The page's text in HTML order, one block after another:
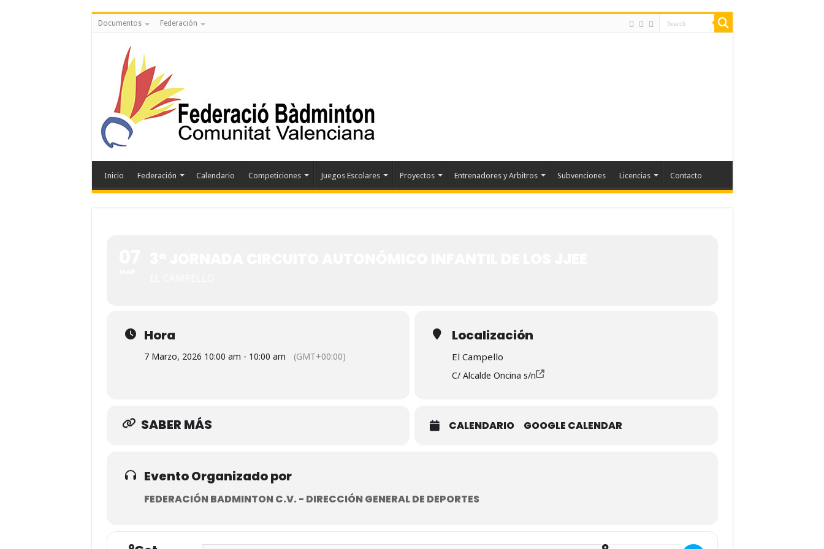
Documentos Federación
Inicio Federación Calendario Competiciones Juegos Escolares Proyectos Entrenadores y Arbitros Subvenciones Licencias Contacto
Hora
7 Marzo, 2026 10:00 am - 10:00 am (GMT+00:00)
Localización
El Campello
C/ Alcalde Oncina s/n
SABER MÁS CALENDARIO GOOGLE CALENDAR
Evento Organizado por
FEDERACIÓN BADMINTON C.V. - DIRECCIÓN GENERAL DE DEPORTES